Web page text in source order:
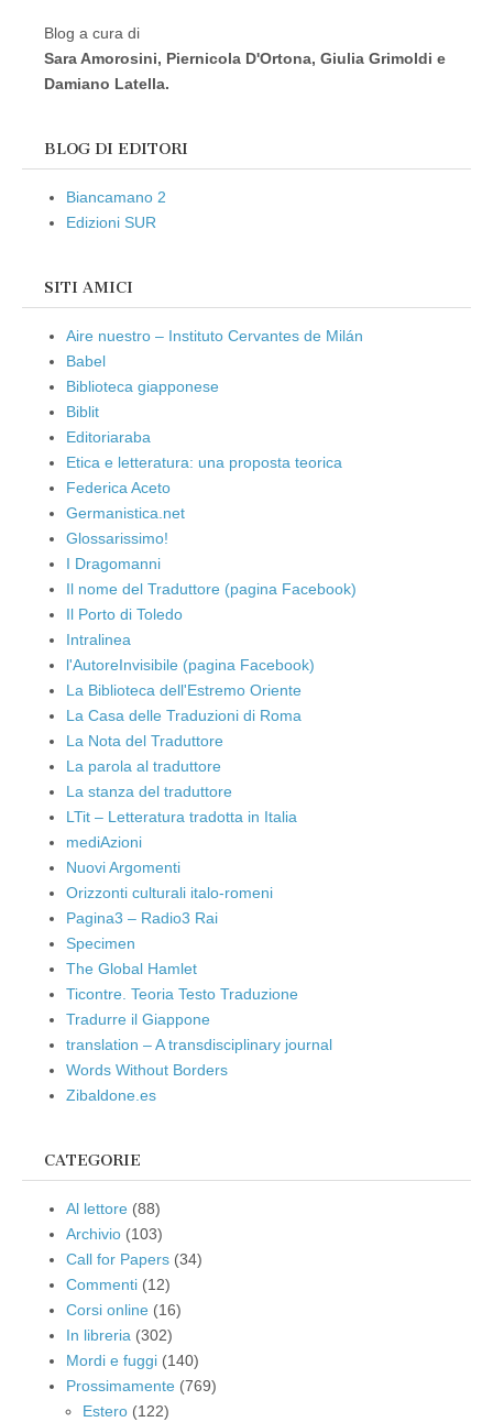
Blog a cura di
Sara Amorosini, Piernicola D'Ortona, Giulia Grimoldi e
Damiano Latella.
BLOG DI EDITORI
Biancamano 2
Edizioni SUR
SITI AMICI
Aire nuestro – Instituto Cervantes de Milán
Babel
Biblioteca giapponese
Biblit
Editoriaraba
Etica e letteratura: una proposta teorica
Federica Aceto
Germanistica.net
Glossarissimo!
I Dragomanni
Il nome del Traduttore (pagina Facebook)
Il Porto di Toledo
Intralinea
l'AutoreInvisibile (pagina Facebook)
La Biblioteca dell'Estremo Oriente
La Casa delle Traduzioni di Roma
La Nota del Traduttore
La parola al traduttore
La stanza del traduttore
LTit – Letteratura tradotta in Italia
mediAzioni
Nuovi Argomenti
Orizzonti culturali italo-romeni
Pagina3 – Radio3 Rai
Specimen
The Global Hamlet
Ticontre. Teoria Testo Traduzione
Tradurre il Giappone
translation – A transdisciplinary journal
Words Without Borders
Zibaldone.es
CATEGORIE
Al lettore (88)
Archivio (103)
Call for Papers (34)
Commenti (12)
Corsi online (16)
In libreria (302)
Mordi e fuggi (140)
Prossimamente (769)
Estero (122)